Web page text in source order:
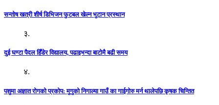
सन्तोष खत्री शीर्ष डिभिजन फुटबल खेल्न भुटान प्रस्थान
३.
दुई घण्टा पैदल हिँडेर विद्यालय, पढाइभन्दा बाटोमै बढी समय
४.
पशुमा अज्ञात रोगको प्रकोप: मुगुको निगाल्या गाउँ का गाईगोरु मर्न थालेपछि कृषक चिन्तित